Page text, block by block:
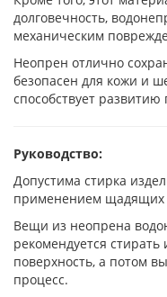
долговечность,
механическим
Неопрен отлично
безопасен для кожи и
способствует развитию
Руководство:
Допустима стирка
применением щадящих
Вещи из неопрена
рекомендуется
поверхность, а потом
процесс.